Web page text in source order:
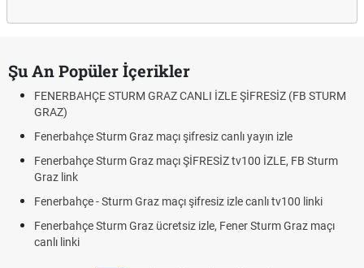
Şu An Popüler İçerikler
FENERBAHÇE STURM GRAZ CANLI İZLE ŞİFRESİZ (FB STURM
GRAZ)
Fenerbahçe Sturm Graz maçı şifresiz canlı yayın izle
Fenerbahçe Sturm Graz maçı ŞİFRESİZ tv100 İZLE, FB Sturm
Graz link
Fenerbahçe - Sturm Graz maçı şifresiz izle canlı tv100 linki
Fenerbahçe Sturm Graz ücretsiz izle, Fener Sturm Graz maçı
canlı linki